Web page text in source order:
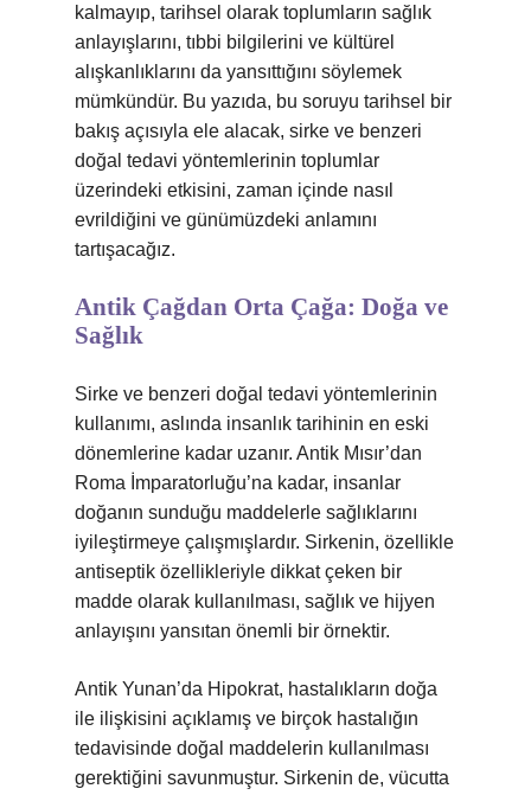
kalmayıp, tarihsel olarak toplumların sağlık
anlayışlarını, tıbbi bilgilerini ve kültürel
alışkanlıklarını da yansıttığını söylemek
mümkündür. Bu yazıda, bu soruyu tarihsel bir
bakış açısıyla ele alacak, sirke ve benzeri
doğal tedavi yöntemlerinin toplumlar
üzerindeki etkisini, zaman içinde nasıl
evrildiğini ve günümüzdeki anlamını
tartışacağız.
Antik Çağdan Orta Çağa: Doğa ve
Sağlık
Sirke ve benzeri doğal tedavi yöntemlerinin
kullanımı, aslında insanlık tarihinin en eski
dönemlerine kadar uzanır. Antik Mısır’dan
Roma İmparatorluğu’na kadar, insanlar
doğanın sunduğu maddelerle sağlıklarını
iyileştirmeye çalışmışlardır. Sirkenin, özellikle
antiseptik özellikleriyle dikkat çeken bir
madde olarak kullanılması, sağlık ve hijyen
anlayışını yansıtan önemli bir örnektir.
Antik Yunan’da Hipokrat, hastalıkların doğa
ile ilişkisini açıklamış ve birçok hastalığın
tedavisinde doğal maddelerin kullanılması
gerektiğini savunmuştur. Sirkenin de, vücutta